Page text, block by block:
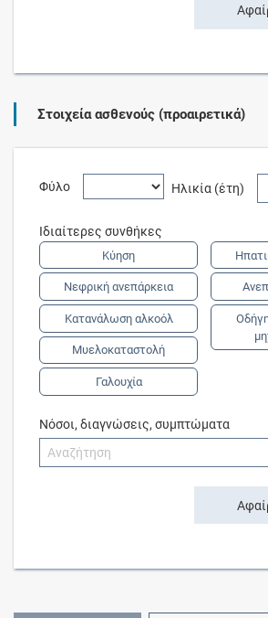
Στοιχεία ασθενούς (προαιρετικά)
Φύλο Ηλικία (έτη)
Ιδιαίτερες συνθήκες
Κύηση
Νεφρική ανεπάρκεια
Κατανάλωση αλκοόλ
Μυελοκαταστολή
Γαλουχία
Νόσοι, διαγνώσεις, συμπτώματα